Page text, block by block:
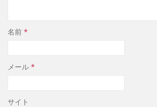
名前 *
メール *
サイト